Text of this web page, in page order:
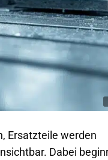
Ersatzteile werden
Dabei